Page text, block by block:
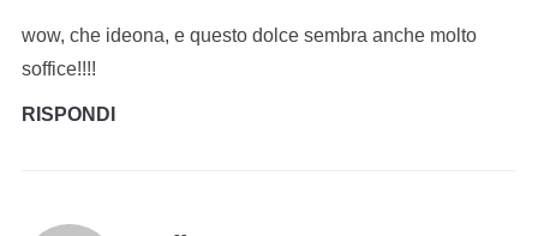
wow, che ideona, e questo dolce sembra anche molto
soffice!!!!
RISPONDI